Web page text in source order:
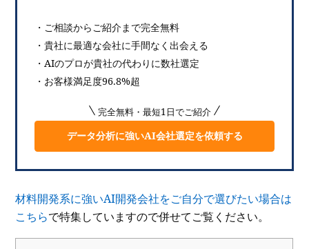
・ご相談からご紹介まで完全無料
・貴社に最適な会社に手間なく出会える
・AIのプロが貴社の代わりに数社選定
・お客様満足度96.8%超
完全無料・最短1日でご紹介
データ分析に強いAI会社選定を依頼する
材料開発系に強いAI開発会社をご自分で選びたい場合は
こちらで特集していますので併せてご覧ください。